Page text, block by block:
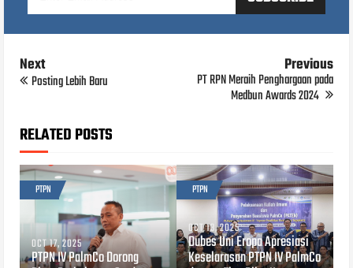
Next
Posting Lebih Baru
Previous
PT RPN Meraih Penghargaan pada
Medbun Awards 2024
RELATED POSTS
PTPN
OCT 17, 2025
PTPN IV PalmCo Dorong
PTPN
OCT 13, 2025
Dubes Uni Eropa Apresiasi
Keselarasan PTPN IV PalmCo